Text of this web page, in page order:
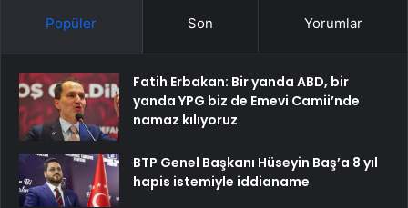
Popüler Son Yorumlar
Fatih Erbakan: Bir yanda ABD, bir
yanda YPG biz de Emevi Camii’nde
namaz kılıyoruz
BTP Genel Başkanı Hüseyin Baş’a 8 yıl
hapis istemiyle iddianame